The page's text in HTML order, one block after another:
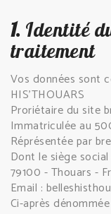
1. Identité
traitement
Vos données sont
HIS'THOUARS
Proriétaire du site
Immatriculée au
Réprésentée par
Dont le siège
79100 - Thouars -
Email :
Ci-après